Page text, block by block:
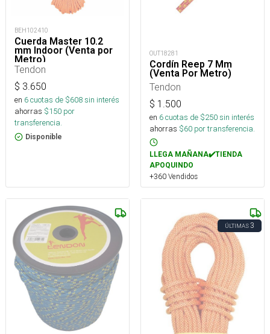
BEH102410
Cuerda Master 10.2
mm Indoor (Venta por
Metro)
Tendon
$ 3.650
en 6cuotas de $608sin interés
ahorras $150 por
transferencia.
Disponible
OUT18281
Cordín Reep 7 Mm
(Venta Por Metro)
Tendon
$ 1.500
en 6cuotas de $250sin interés
ahorras $60 por transferencia.
LLEGA MAÑANA✔️TIENDA
APOQUINDO
+360 Vendidos
ÚLTIMAS3